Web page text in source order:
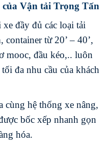
của Vận tải Trọng Tấn
đầy đủ các loại tải
từ 20’ – 40’,
mooc, đầu kéo,.. luôn
đa nhu cầu của khách
hệ thống xe nâng,
bốc xếp nhanh gọn
hóa.